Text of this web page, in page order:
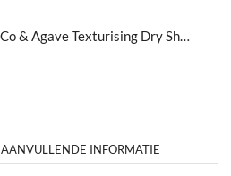
CoCo LoCo & Agave Texturising Dry Shampoo
AANVULLENDE INFORMATIE